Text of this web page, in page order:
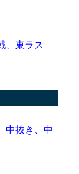
、東ラス
中抜き、中